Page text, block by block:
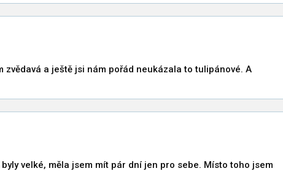
a ještě jsi nám pořád neukázala to tulipánové. A
velké, měla jsem mít pár dní jen pro sebe. Místo toho jsem